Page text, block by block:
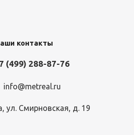
L 1845x770 с металлическим
контакты
(499) 288-87-76
info@metreal.ru
ул. Смирновская, д. 19